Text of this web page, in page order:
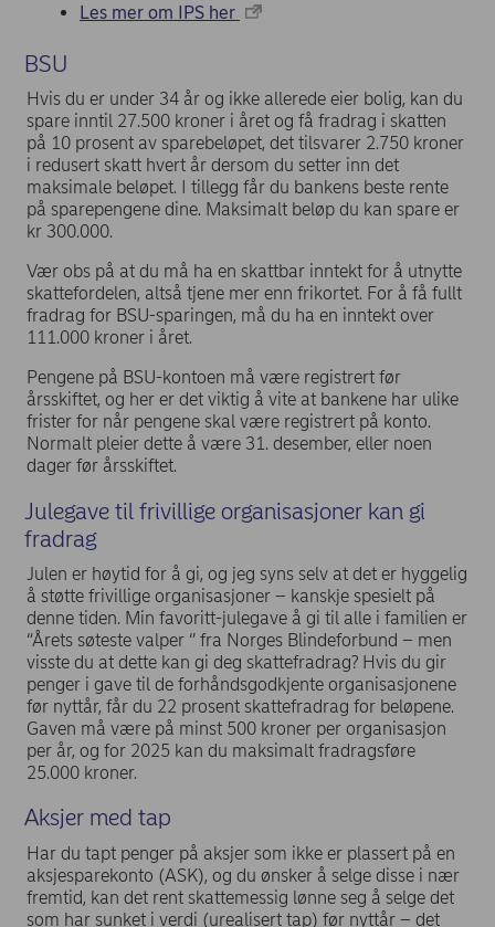
Les mer om IPS her
BSU
Hvis du er under 34 år og ikke allerede eier bolig, kan du
spare inntil 27.500 kroner i året og få fradrag i skatten
på 10 prosent av sparebeløpet, det tilsvarer 2.750 kroner
i redusert skatt hvert år dersom du setter inn det
maksimale beløpet. I tillegg får du bankens beste rente
på sparepengene dine. Maksimalt beløp du kan spare er
kr 300.000.
Vær obs på at du må ha en skattbar inntekt for å utnytte
skattefordelen, altså tjene mer enn frikortet. For å få fullt
fradrag for BSU-sparingen, må du ha en inntekt over
111.000 kroner i året.
Pengene på BSU-kontoen må være registrert før
årsskiftet, og her er det viktig å vite at bankene har ulike
frister for når pengene skal være registrert på konto.
Normalt pleier dette å være 31. desember, eller noen
dager før årsskiftet.
Julegave til frivillige organisasjoner kan gi
fradrag
Julen er høytid for å gi, og jeg syns selv at det er hyggelig
å støtte frivillige organisasjoner – kanskje spesielt på
denne tiden. Min favoritt-julegave å gi til alle i familien er
“Årets søteste valper ‘’ fra Norges Blindeforbund – men
visste du at dette kan gi deg skattefradrag? Hvis du gir
penger i gave til de forhåndsgodkjente organisasjonene
før nyttår, får du 22 prosent skattefradrag for beløpene.
Gaven må være på minst 500 kroner per organisasjon
per år, og for 2025 kan du maksimalt fradragsføre
25.000 kroner.
Aksjer med tap
Har du tapt penger på aksjer som ikke er plassert på en
aksjesparekonto (ASK), og du ønsker å selge disse i nær
fremtid, kan det rent skattemessig lønne seg å selge det
som har sunket i verdi (urealisert tap) før nyttår – det